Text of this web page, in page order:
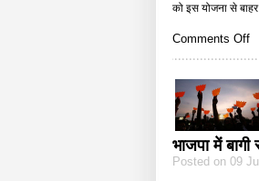
को इस योजना से
Comments Offon
से
भाजपा में
Posted on 09